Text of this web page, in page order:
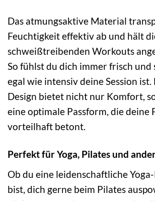
Das atmungsaktive Material
Feuchtigkeit effektiv ab und hält
schweißtreibenden Workouts
So fühlst du dich immer frisch und
egal wie intensiv deine Session ist.
Design bietet nicht nur Komfort,
eine optimale Passform, die deine
vorteilhaft betont.
Perfekt für Yoga, Pilates und
Ob du eine leidenschaftliche
bist, dich gerne beim Pilates